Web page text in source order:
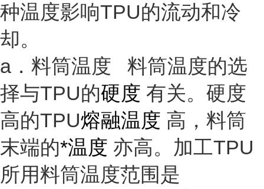
种温度影响TPU的流动和冷
却。
a．料筒温度 料筒温度的选
择与TPU的硬度 有关。硬度
高的TPU熔融温度 高，料筒
末端的*温度 亦高。加工TPU
所用料筒温度范围是